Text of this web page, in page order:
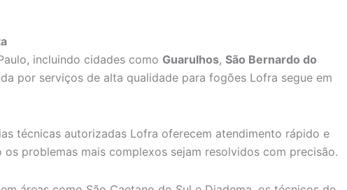
incluindo cidades como Guarulhos, São Bernardo do
por serviços de alta qualidade para fogões Lofra segue em
técnicas autorizadas Lofra oferecem atendimento rápido e
problemas mais complexos sejam resolvidos com precisão.